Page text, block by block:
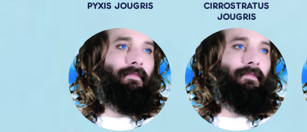
PYXIS JOUGRIS
CIRROSTRATUS
JOUGRIS